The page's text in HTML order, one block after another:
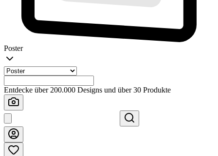
Poster
Entdecke über 200.000 Designs und über 30 Produkte